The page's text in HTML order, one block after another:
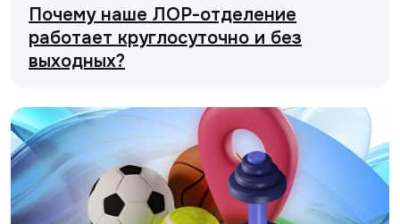
Почему наше ЛОР-отделение
работает круглосуточно и без
выходных?